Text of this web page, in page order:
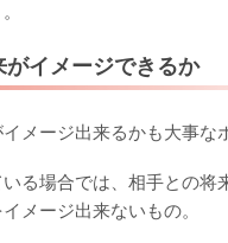
がイメージできるか
メージ出来るかも大事な
る場合では、相手との将
メージ出来ないもの。